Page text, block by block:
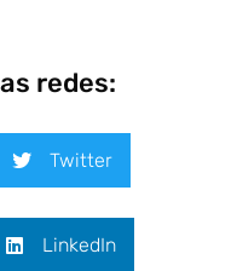
redes:
Twitter
LinkedIn